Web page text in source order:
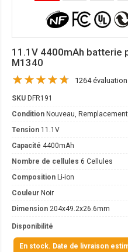
11.1V 4400mAh batterie
M1340
1264
SKU DFR191
Condition Nouveau, Remplacement
Tension 11.1V
Capacité 4400mAh
Nombre de cellules 6 Cellules
Composition Li-ion
Couleur Noir
Dimension 204x49.2x26.6mm
Disponibilité
En stock. Date de livraison